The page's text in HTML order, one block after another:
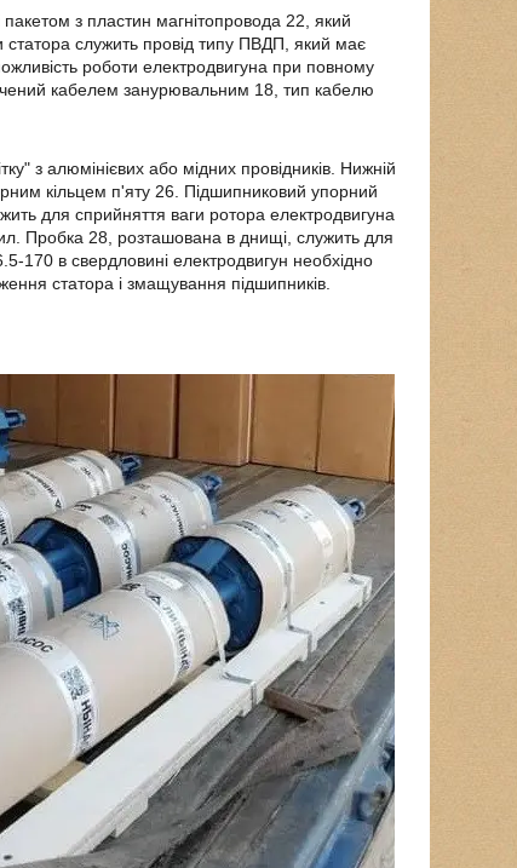
з пластин магнітопровода 22, який
статора служить провід типу ПВДП, який має
роботи електродвигуна при повному
кабелем занурювальним 18, тип кабелю
з алюмінієвих або мідних провідників. Нижній
кільцем п'яту 26. Підшипниковий упорний
для сприйняття ваги ротора електродвигуна
Пробка 28, розташована в днищі, служить для
170 в свердловині електродвигун необхідно
статора і змащування підшипників.